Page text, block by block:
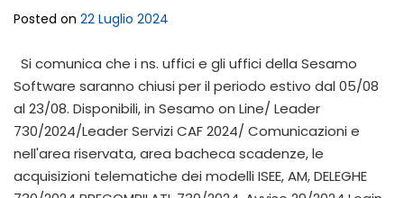
Posted on 22 Luglio 2024
Si comunica che i ns. uffici e gli uffici della Sesamo
Software saranno chiusi per il periodo estivo dal 05/08
al 23/08. Disponibili, in Sesamo on Line/ Leader
730/2024/Leader Servizi CAF 2024/ Comunicazioni e
nell'area riservata, area bacheca scadenze, le
acquisizioni telematiche dei modelli ISEE, AM, DELEGHE